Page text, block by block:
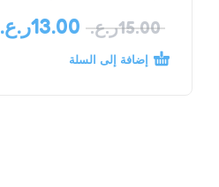
15.00ر.ع. 13.00ر.ع.
إضافة إلى السلة